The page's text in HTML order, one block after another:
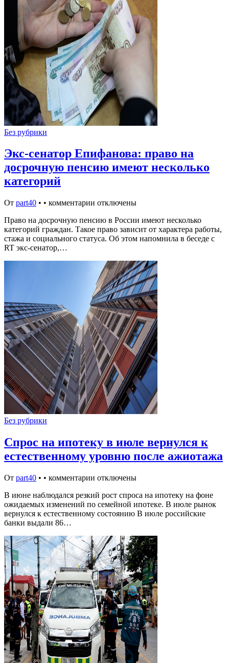
Без рубрики
Экс-сенатор Епифанова: право на
досрочную пенсию имеют несколько
категорий
От part40 • • комментарии отключены
Право на досрочную пенсию в России имеют несколько
категорий граждан. Такое право зависит от характера работы,
стажа и социального статуса. Об этом напомнила в беседе с
RT экс-сенатор,…
Без рубрики
Спрос на ипотеку в июле вернулся к
естественному уровню после ажиотажа
От part40 • • комментарии отключены
В июне наблюдался резкий рост спроса на ипотеку на фоне
ожидаемых изменений по семейной ипотеке. В июле рынок
вернулся к естественному состоянию В июле российские
банки выдали 86…